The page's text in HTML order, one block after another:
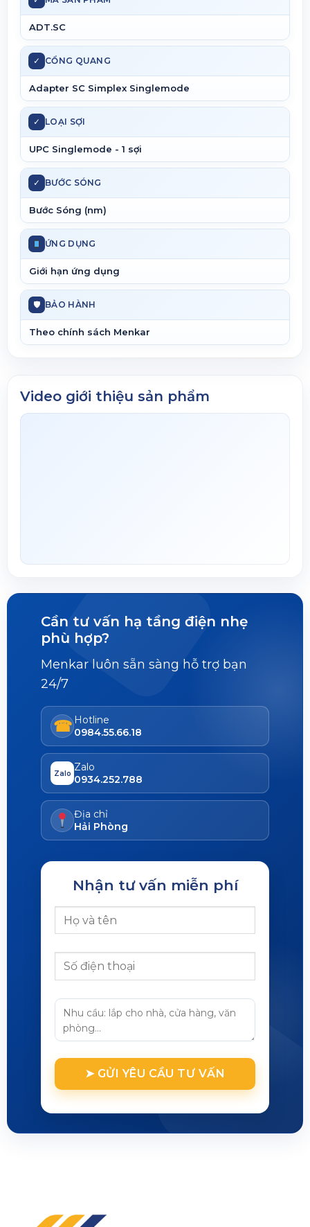
ADT.SC
✓ CỔNG QUANG
Adapter SC Simplex Singlemode
✓ LOẠI SỢI
UPC Singlemode - 1 sợi
✓ BƯỚC SÓNG
Bước Sóng (nm)
ỨNG DỤNG
Giới hạn ứng dụng
🛡 BẢO HÀNH
Theo chính sách Menkar
Video giới thiệu sản phẩm
Cần tư vấn hạ tầng điện nhẹ
phù hợp?
Menkar luôn sẵn sàng hỗ trợ bạn
24/7
☎ Hotline
0984.55.66.18
Zalo Zalo
0934.252.788
Địa chỉ
Hải Phòng
Nhận tư vấn miễn phí